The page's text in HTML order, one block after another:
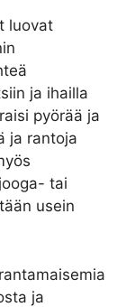
luovat
ja ihailla
pyörää ja
ja rantoja
tai
usein
ja